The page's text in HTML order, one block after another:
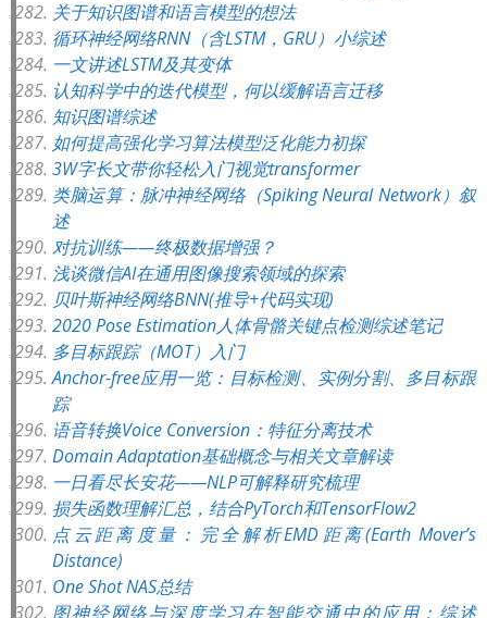
关于知识图谱和语言模型的想法
循环神经网络RNN（含LSTM，GRU）小综述
一文讲述LSTM及其变体
认知科学中的迭代模型，何以缓解语言迁移
知识图谱综述
如何提高强化学习算法模型泛化能力初探
3W字长文带你轻松入门视觉transformer
类脑运算：脉冲神经网络（Spiking Neural Network）叙
述
对抗训练——终极数据增强？
浅谈微信AI在通用图像搜索领域的探索
贝叶斯神经网络BNN(推导+代码实现)
2020 Pose Estimation人体骨骼关键点检测综述笔记
多目标跟踪（MOT）入门
Anchor-free应用一览：目标检测、实例分割、多目标跟
踪
语音转换Voice Conversion：特征分离技术
Domain Adaptation基础概念与相关文章解读
一日看尽长安花——NLP可解释研究梳理
损失函数理解汇总，结合PyTorch和TensorFlow2
点云距离度量：完全解析EMD距离(Earth Mover’s
Distance)
One Shot NAS总结
图神经网络与深度学习在智能交通中的应用：综述